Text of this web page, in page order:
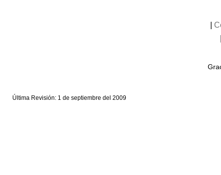
Última Revisión: 1 de septiembre del 2009